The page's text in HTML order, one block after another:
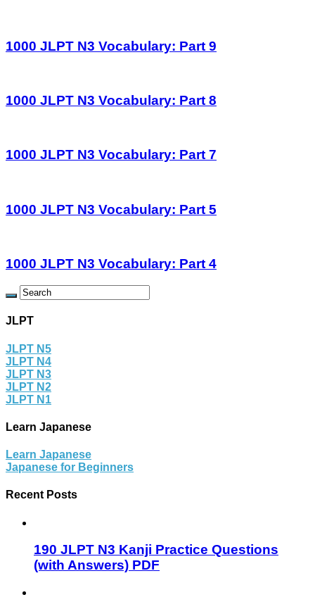
1000 JLPT N3 Vocabulary: Part 9
1000 JLPT N3 Vocabulary: Part 8
1000 JLPT N3 Vocabulary: Part 7
1000 JLPT N3 Vocabulary: Part 5
1000 JLPT N3 Vocabulary: Part 4
JLPT
JLPT N5
JLPT N4
JLPT N3
JLPT N2
JLPT N1
Learn Japanese
Learn Japanese
Japanese for Beginners
Recent Posts
190 JLPT N3 Kanji Practice Questions
(with Answers) PDF